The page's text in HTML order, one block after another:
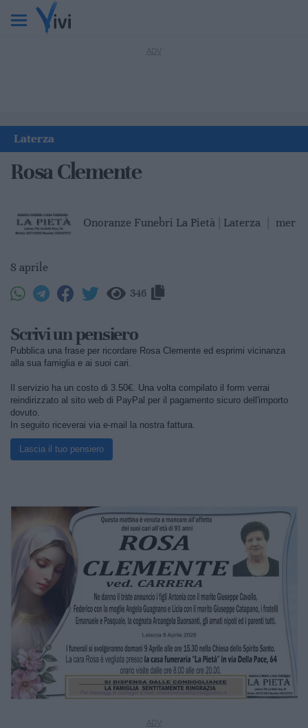
Laterza
Rosa Clemente
Onoranze Funebri La Pietà | Laterza mer
8 aprile
346
Scrivi un pensiero
Pubblica una frase per ricordare Rosa Clemente ed esprimi vicinanza
alla sua famiglia e ai suoi cari.
Il servizio ha un costo di 3.50€. Una volta compilato il form verrai
reindirizzato al sito web di PayPal per il pagamento sicuro dell'importo
dovuto.
In seguito riceverai via e-mail la nostra fattura.
Lascia il tuo pensiero